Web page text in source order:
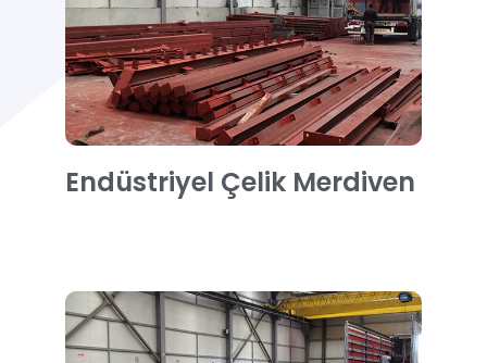
Endüstriyel Çelik Merdiven